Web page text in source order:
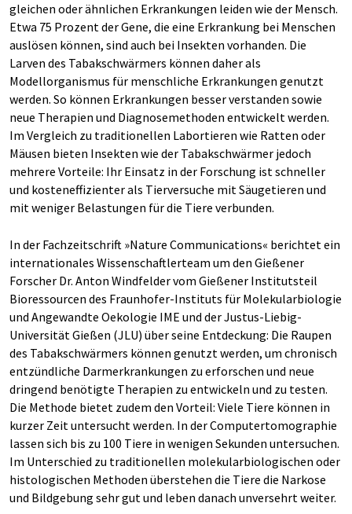
gleichen oder ähnlichen Erkrankungen leiden wie der Mensch.
Etwa 75 Prozent der Gene, die eine Erkrankung bei Menschen
auslösen können, sind auch bei Insekten vorhanden. Die
Larven des Tabakschwärmers können daher als
Modellorganismus für menschliche Erkrankungen genutzt
werden. So können Erkrankungen besser verstanden sowie
neue Therapien und Diagnosemethoden entwickelt werden.
Im Vergleich zu traditionellen Labortieren wie Ratten oder
Mäusen bieten Insekten wie der Tabakschwärmer jedoch
mehrere Vorteile: Ihr Einsatz in der Forschung ist schneller
und kosteneffizienter als Tierversuche mit Säugetieren und
mit weniger Belastungen für die Tiere verbunden.
In der Fachzeitschrift »Nature Communications« berichtet ein
internationales Wissenschaftlerteam um den Gießener
Forscher Dr. Anton Windfelder vom Gießener Institutsteil
Bioressourcen des Fraunhofer-Instituts für Molekularbiologie
und Angewandte Oekologie IME und der Justus-Liebig-
Universität Gießen (JLU) über seine Entdeckung: Die Raupen
des Tabakschwärmers können genutzt werden, um chronisch
entzündliche Darmerkrankungen zu erforschen und neue
dringend benötigte Therapien zu entwickeln und zu testen.
Die Methode bietet zudem den Vorteil: Viele Tiere können in
kurzer Zeit untersucht werden. In der Computertomographie
lassen sich bis zu 100 Tiere in wenigen Sekunden untersuchen.
Im Unterschied zu traditionellen molekularbiologischen oder
histologischen Methoden überstehen die Tiere die Narkose
und Bildgebung sehr gut und leben danach unversehrt weiter.